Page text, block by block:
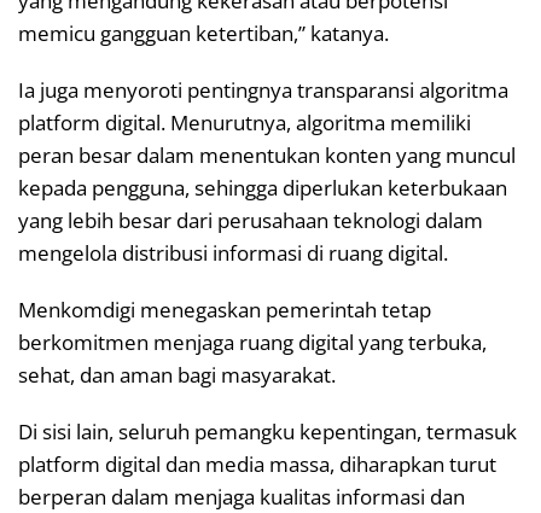
memicu gangguan ketertiban,” katanya.
Ia juga menyoroti pentingnya transparansi algoritma
platform digital. Menurutnya, algoritma memiliki
peran besar dalam menentukan konten yang muncul
kepada pengguna, sehingga diperlukan keterbukaan
yang lebih besar dari perusahaan teknologi dalam
mengelola distribusi informasi di ruang digital.
Menkomdigi menegaskan pemerintah tetap
berkomitmen menjaga ruang digital yang terbuka,
sehat, dan aman bagi masyarakat.
Di sisi lain, seluruh pemangku kepentingan, termasuk
platform digital dan media massa, diharapkan turut
berperan dalam menjaga kualitas informasi dan